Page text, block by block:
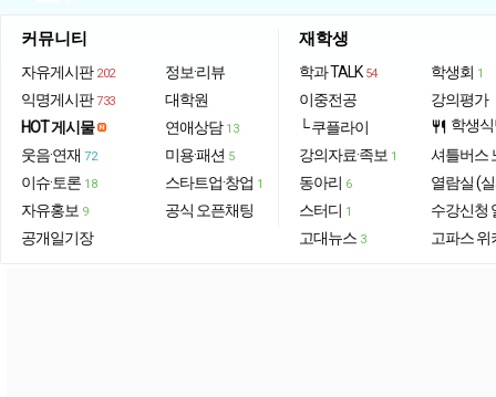
커뮤니티
자유게시판 202
익명게시판 733
HOT 게시물
웃음·연재 72
이슈·토론 18
자유홍보 9
공개일기장
정보·리뷰
대학원
연애상담 13
미용·패션 5
스타트업·창업 1
공식 오픈채팅
재학생
학과 TALK 54
이중전공
└ 쿠플라이
강의자료·족보 1
동아리 6
스터디 1
고대뉴스 3
학생회 1
강의평가
restaurant 학생
셔틀버스
열람실 (
수강신청
고파스 위